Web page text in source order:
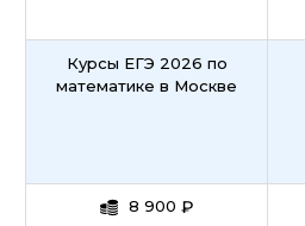
Курсы ЕГЭ 2026 по
математике в Москве
8 900 ₽